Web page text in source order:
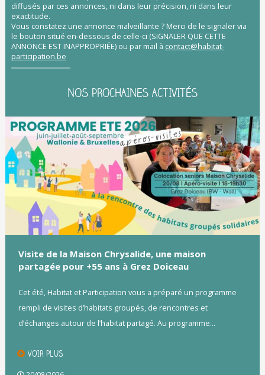
diffusés par ces annonces, ni dans leur précision, ni dans leur
exactitude.
Vous constatez une annonce malveillante ? Merci de le signaler via
le bouton situé en-dessous de celle-ci (SIGNALER QUE CETTE
ANNONCE EST INAPPROPRIÉE) ou par mail à contact@habitat-
participation.be
NOS PROCHAINES ACTIVITÉS
Visite de la Maison Chrysalide, une maison
partagée pour +55 ans à Grez Doiceau
Cet été, Habitat et Participation vous a préparé un programme
rempli de visites d’habitats groupés, de rencontres et
d’échanges autour de l’habitat partagé. Au programme...
VOIR PLUS